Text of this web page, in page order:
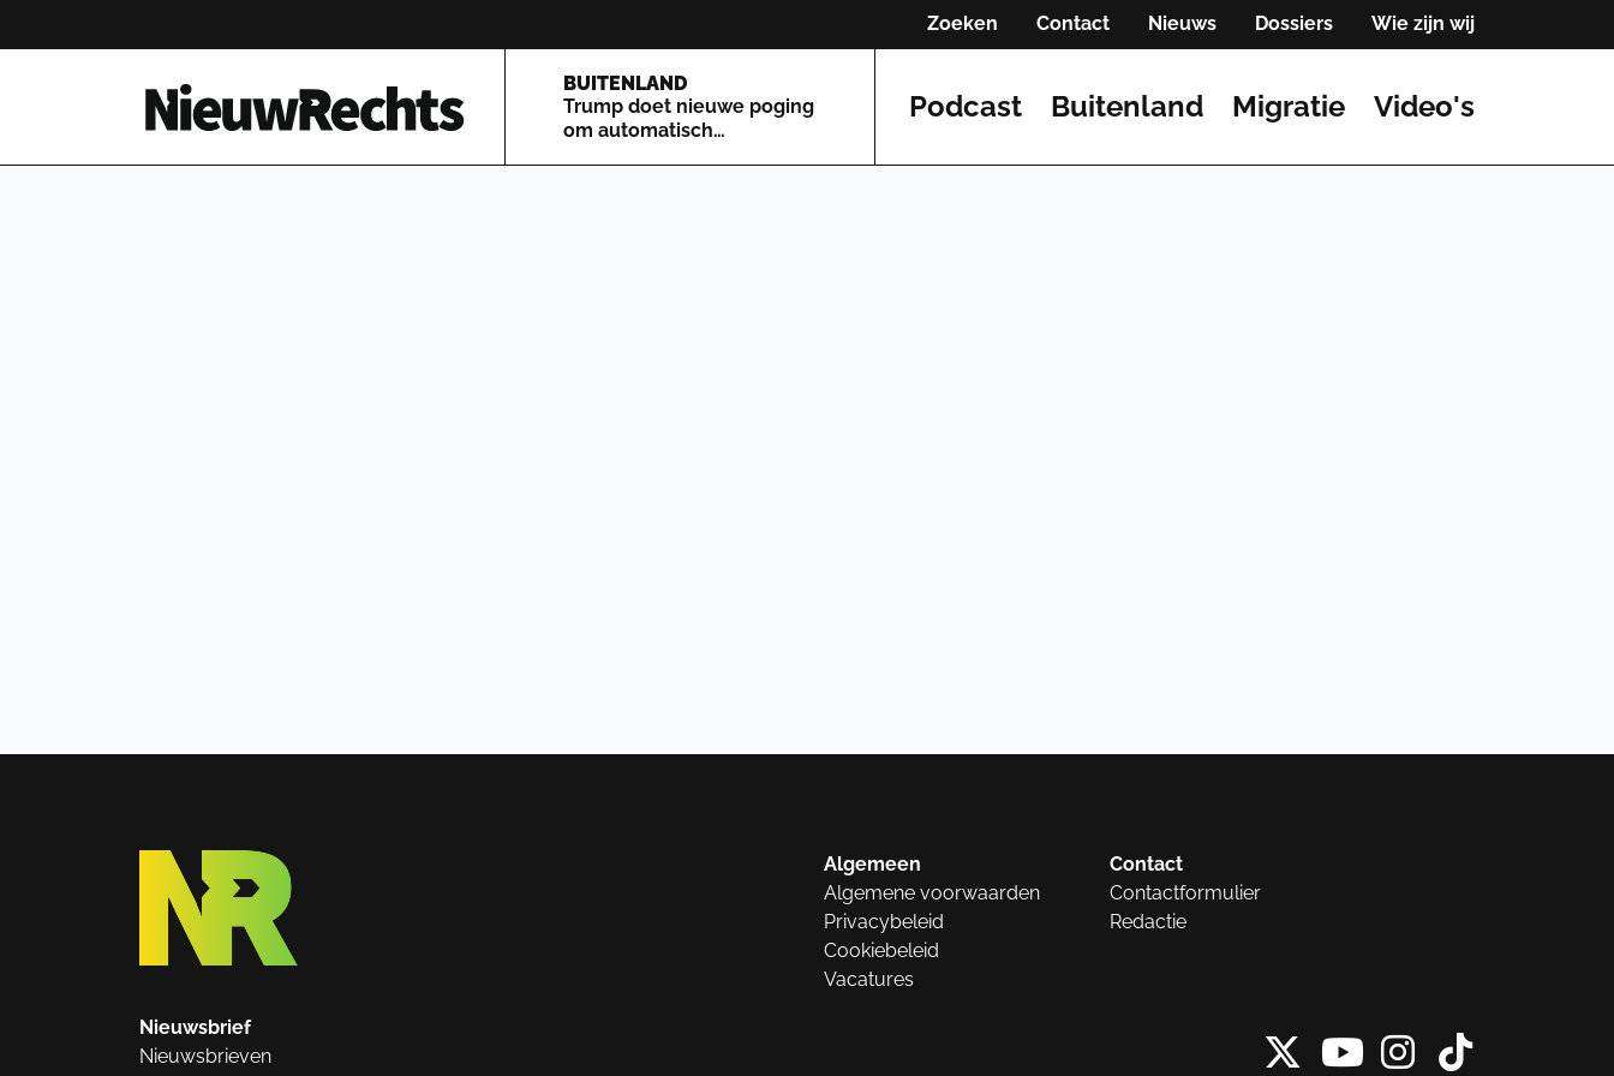
Zoeken Contact Nieuws Dossiers Wie zijn wij
Homepage van NieuwRechts
BUITENLAND
Trump doet nieuwe poging
om automatisch
Podcast Buitenland Migratie Video's
Algemeen
Algemene voorwaarden
Privacybeleid
Cookiebeleid
Vacatures
Contact
Contactformulier
Redactie
Nieuwsbrief
Nieuwsbrieven
X vanInstagram
Tiktok